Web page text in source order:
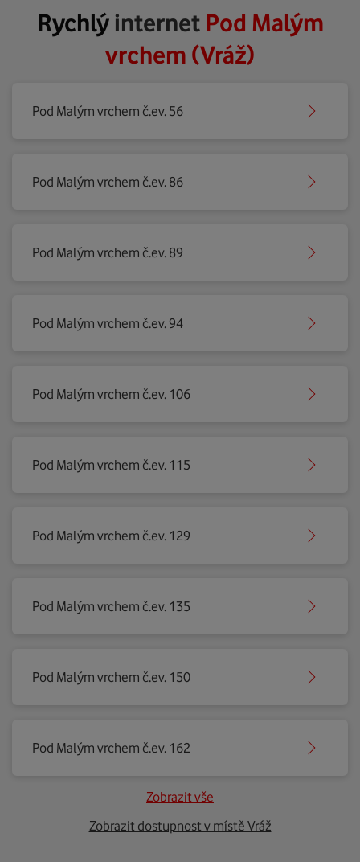
Rychlýinternet Pod Malým
vrchem (Vráž)
Pod Malým vrchem č.ev. 56
Pod Malým vrchem č.ev. 86
Pod Malým vrchem č.ev. 89
Pod Malým vrchem č.ev. 94
Pod Malým vrchem č.ev. 106
Pod Malým vrchem č.ev. 115
Pod Malým vrchem č.ev. 129
Pod Malým vrchem č.ev. 135
Pod Malým vrchem č.ev. 150
Pod Malým vrchem č.ev. 162
Zobrazit vše
Zobrazit dostupnost v místě Vráž